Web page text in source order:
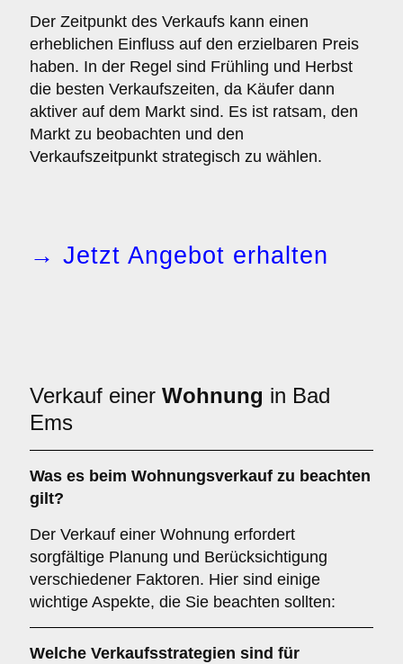
Der Zeitpunkt des Verkaufs kann einen
erheblichen Einfluss auf den erzielbaren Preis
haben. In der Regel sind Frühling und Herbst
die besten Verkaufszeiten, da Käufer dann
aktiver auf dem Markt sind. Es ist ratsam, den
Markt zu beobachten und den
Verkaufszeitpunkt strategisch zu wählen.
→ Jetzt Angebot erhalten
Verkauf einer Wohnung in Bad
Ems
Was es beim Wohnungsverkauf zu beachten
gilt?
Der Verkauf einer Wohnung erfordert
sorgfältige Planung und Berücksichtigung
verschiedener Faktoren. Hier sind einige
wichtige Aspekte, die Sie beachten sollten:
Welche Verkaufsstrategien sind für